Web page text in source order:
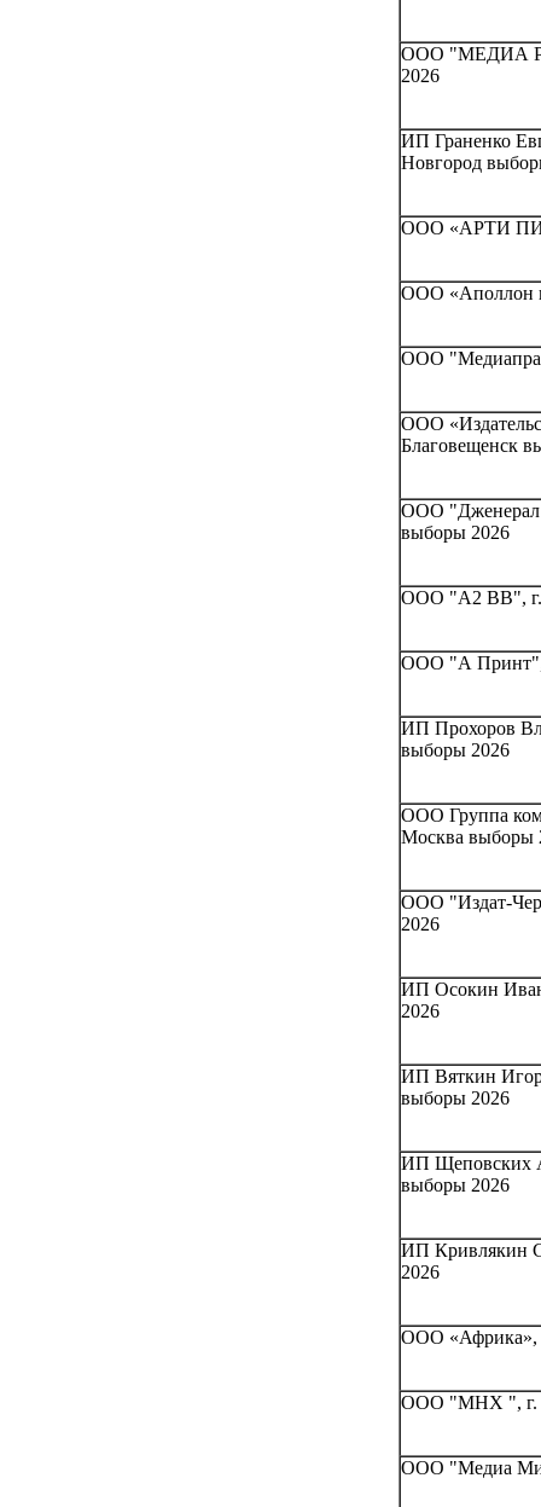
ООО "МЕДИА
2026
ИП Граненко
Новгород
ООО «АРТИ
ООО «Аполлон
ООО
ООО
Благовещенск
ООО "Дженерал
выборы 2026
ООО "А2 ВВ", г.
ООО "А Принт",
ИП Прохоров
выборы 2026
ООО Группа
Москва выборы
ООО "Издат-
2026
ИП Осокин
2026
ИП Вяткин
выборы 2026
ИП Щеповских
выборы 2026
ИП Кривлякин
2026
ООО «Африка»,
ООО "МНХ ", г.
ООО "Медиа